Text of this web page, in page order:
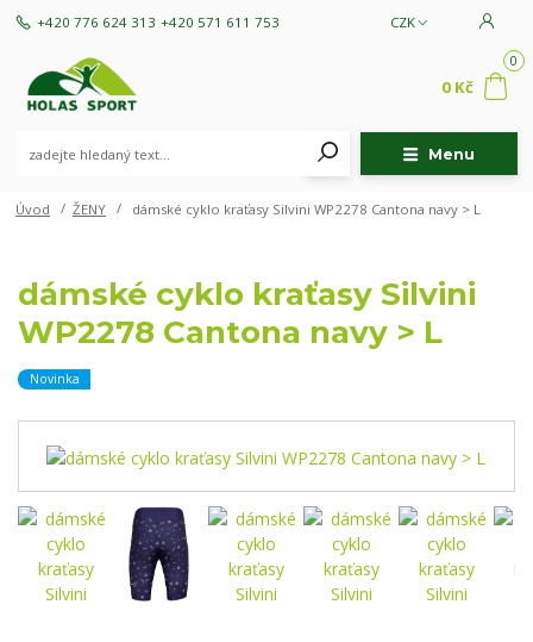
Menu
CZK
+420 776 624 313 +420 571 611 753
0
0 Kč
Úvod ŽENY dámské cyklo kraťasy Silvini WP2278 Cantona navy > L
dámské cyklo kraťasy Silvini
WP2278 Cantona navy > L
Novinka